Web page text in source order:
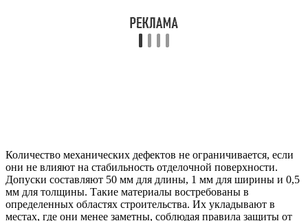
Количество механических дефектов не ограничивается, если
они не влияют на стабильность отделочной поверхности.
Допуски составляют 50 мм для длины, 1 мм для ширины и 0,5
мм для толщины. Такие материалы востребованы в
определенных областях строительства. Их укладывают в
местах, где они менее заметны, соблюдая правила защиты от